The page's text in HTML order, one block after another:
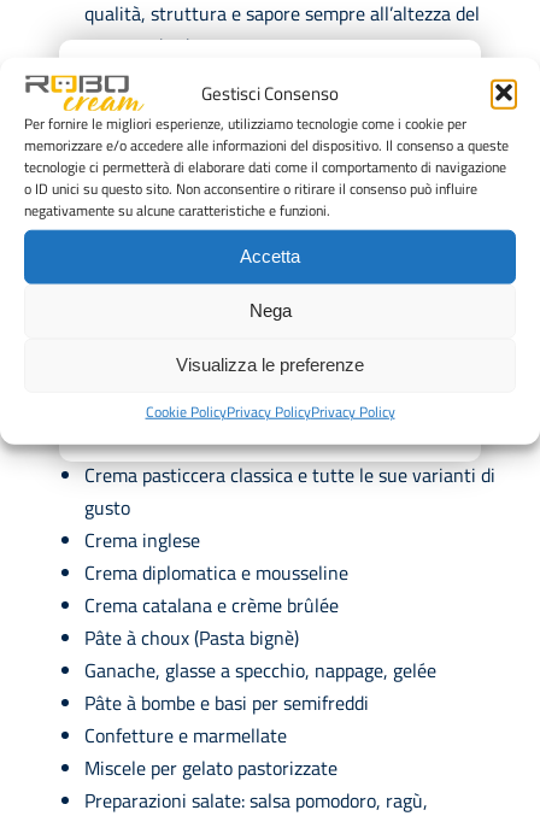
Gestisci Consenso
Per fornire le migliori esperienze, utilizziamo tecnologie come i cookie per
memorizzare e/o accedere alle informazioni del dispositivo. Il consenso a queste
tecnologie ci permetterà di elaborare dati come il comportamento di navigazione
o ID unici su questo sito. Non acconsentire o ritirare il consenso può influire
negativamente su alcune caratteristiche e funzioni.
Accetta
Nega
Visualizza le preferenze
Cookie PolicyPrivacy PolicyPrivacy Policy
qualità, struttura e sapore sempre all’altezza del
tuo standard.
Rispetto della tua ricetta e della tua tradizione: il
tuo metodo resta al centro, senza perdere identità.
Più tempo per attività a maggiore valore: liberi
risorse per preparazioni, finiture e organizzazione.
Meno fatica nel lavoro quotidiano: riduci il lavoro
controllo, continuità e risultati affidabili ciclo dopo
per la produzione di:
Crema pasticcera classica e tutte le sue varianti di
gusto
Crema inglese
Crema diplomatica e mousseline
Crema catalana e crème brûlée
Pâte à choux (Pasta bignè)
Ganache, glasse a specchio, nappage, gelée
Pâte à bombe e basi per semifreddi
Confetture e marmellate
Miscele per gelato pastorizzate
Preparazioni salate: salsa pomodoro, ragù,